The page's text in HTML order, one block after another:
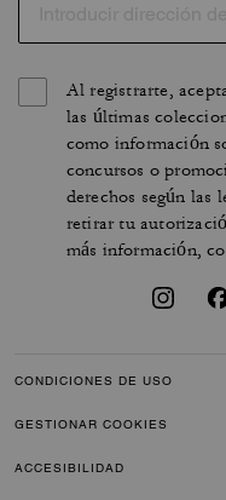
Al registrarte,
las últimas
como información
concursos o
derechos según las
retirar tu
más información,
CONDICIONES DE USO
GESTIONAR COOKIES
ACCESIBILIDAD